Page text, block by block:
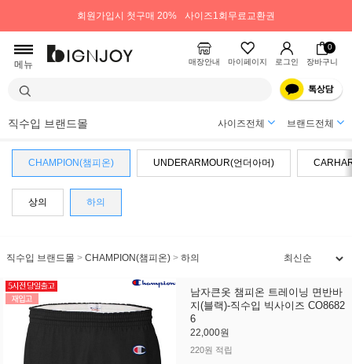
회원가입시 첫구매 20% 사이즈1회무료교환권
메뉴 매장안내 마이페이지 로그인
0
장바구니
직수입 브랜드몰 사이즈전체 브랜드전체
CHAMPION(챔피온) UNDERARMOUR(언더아머)
상의 하의
직수입 브랜드몰 > CHAMPION(챔피온) > 하의
남자큰옷 챔피온 트레이닝 면반바
지(블랙)-직수입 빅사이즈 CO8682
6
22,000원
220원 적립